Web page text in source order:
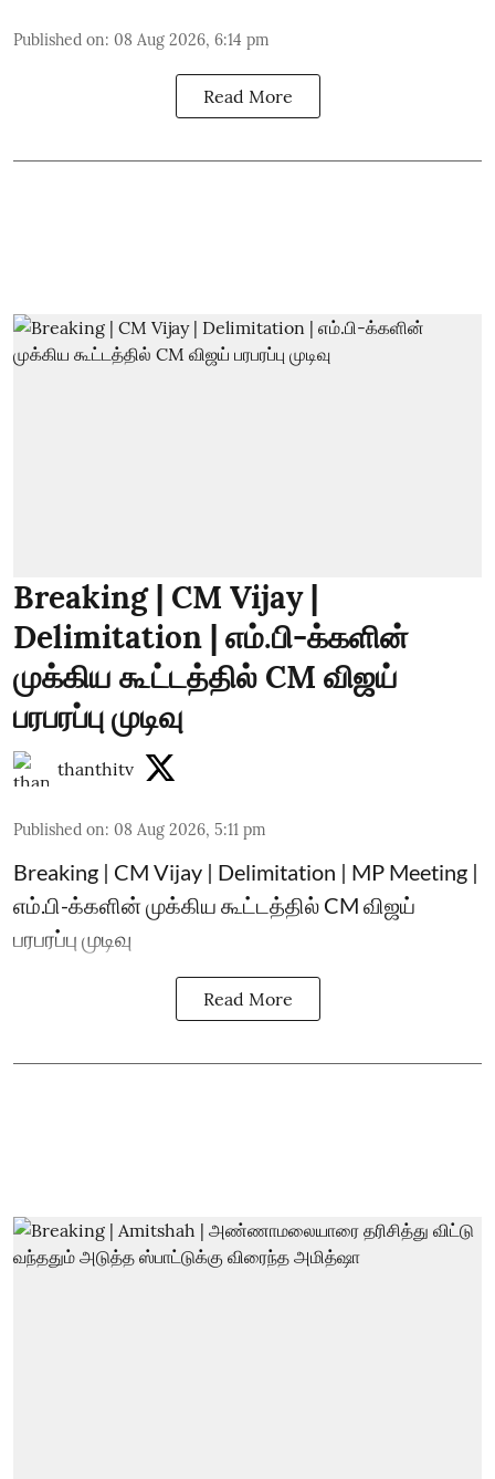
Published on: 08 Aug 2026, 6:14 pm
Read More
Breaking | CM Vijay |
Delimitation | எம்.பி-க்களின்
முக்கிய கூட்டத்தில் CM விஜய்
பரபரப்பு முடிவு
thanthitv
Published on: 08 Aug 2026, 5:11 pm
Breaking | CM Vijay | Delimitation | MP Meeting |
எம்.பி-க்களின் முக்கிய கூட்டத்தில் CM விஜய்
பரபரப்பு முடிவு
Read More